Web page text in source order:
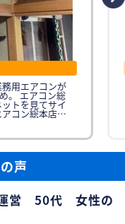
ン総
声
営 50代 女性の